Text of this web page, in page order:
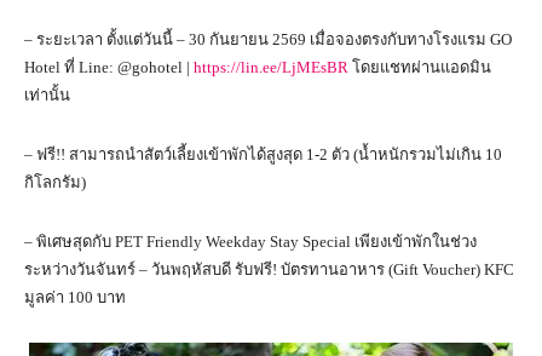
– ระยะเวลา ตั้งแต่วันนี้ – 30 กันยายน 2569 เมื่อจองตรงกับทางโรงแรม GO
Hotel ที่ Line: @gohotel | https://lin.ee/LjMEsBR โดยแชทผ่านแอดมิน
เท่านั้น
– ฟรี!! สามารถนำสัตว์เลี้ยงเข้าพักได้สูงสุด 1-2 ตัว (น้ำหนักรวมไม่เกิน 10
กิโลกรัม)
– พิเศษสุดกับ PET Friendly Weekday Stay Special เพียงเข้าพักในช่วง
ระหว่างวันจันทร์ – วันพฤหัสบดี รับฟรี! บัตรทานอาหาร (Gift Voucher) KFC
มูลค่า 100 บาท